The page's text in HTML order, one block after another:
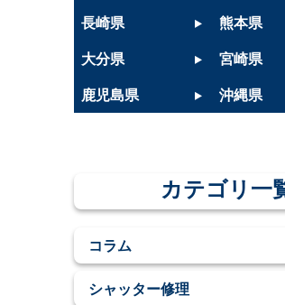
長崎県
熊本県
大分県
宮崎県
鹿児島県
沖縄県
カテゴリ一
コラム
シャッター修理